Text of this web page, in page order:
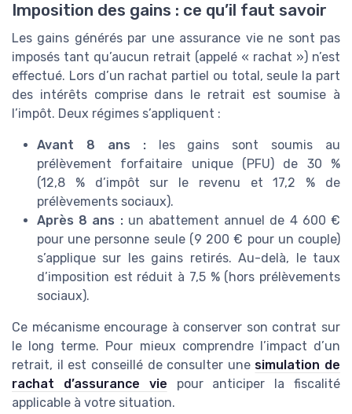
Imposition des gains : ce qu’il faut savoir
Les gains générés par une assurance vie ne sont pas
imposés tant qu’aucun retrait (appelé « rachat ») n’est
effectué. Lors d’un rachat partiel ou total, seule la part
des intérêts comprise dans le retrait est soumise à
l’impôt. Deux régimes s’appliquent :
Avant 8 ans :les gains sont soumis au
prélèvement forfaitaire unique (PFU) de 30 %
(12,8 % d’impôt sur le revenu et 17,2 % de
prélèvements sociaux).
Après 8 ans :un abattement annuel de 4 600 €
pour une personne seule (9 200 € pour un couple)
s’applique sur les gains retirés. Au-delà, le taux
d’imposition est réduit à 7,5 % (hors prélèvements
sociaux).
Ce mécanisme encourage à conserver son contrat sur
le long terme. Pour mieux comprendre l’impact d’un
retrait, il est conseillé de consulter une simulation de
rachat d’assurance vie pour anticiper la fiscalité
applicable à votre situation.